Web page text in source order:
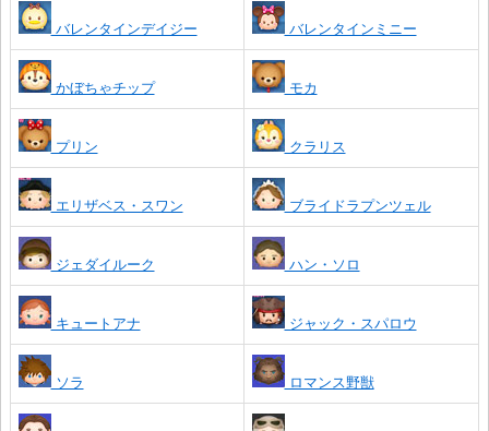
バレンタインデイジー バレンタインミニー
かぼちゃチップ モカ
プリン クラリス
エリザベス・スワン ブライドラプンツェル
ジェダイルーク ハン・ソロ
キュートアナ ジャック・スパロウ
ソラ ロマンス野獣